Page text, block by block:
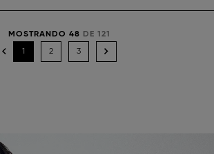
MOSTRANDO 48 DE 121
1 2 3